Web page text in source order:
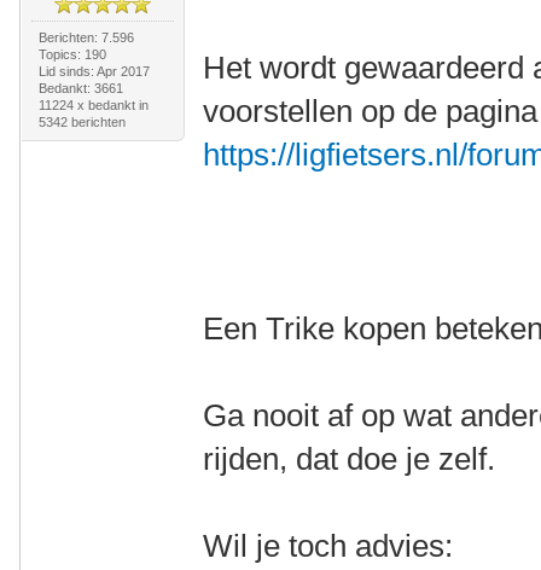
Berichten: 7.596
Topics: 190
Lid sinds: Apr 2017
Bedankt: 3661
11224 x bedankt in
5342 berichten
Het wordt gewaardeerd
voorstellen op de
https://ligfietsers.nl/
Een Trike kopen
Ga nooit af op wat
rijden, dat doe je zelf.
Wil je toch advies: